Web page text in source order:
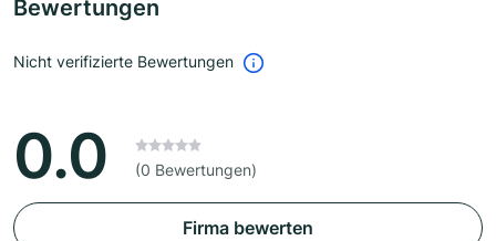
Bewertungen
Nicht verifizierte Bewertungen
0.0 (0 Bewertungen)
Firma bewerten